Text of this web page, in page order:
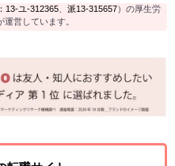
13-ユ-312365、 派13-315657）の厚生労
営しています。